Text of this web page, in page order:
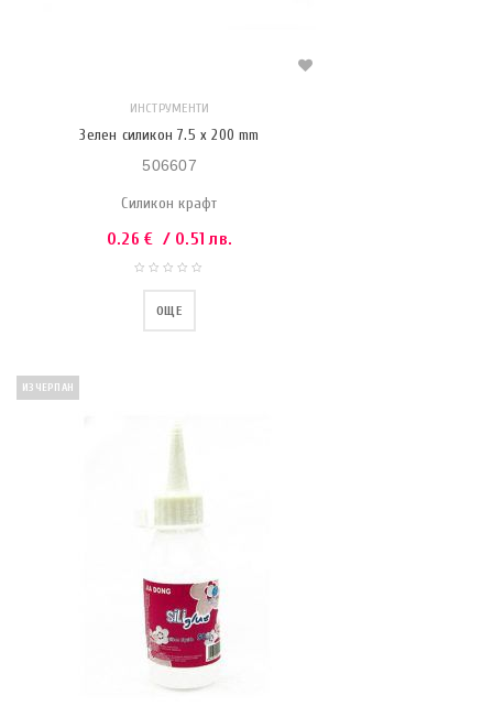
ИНСТРУМЕНТИ
Зелен силикон 7.5 x 200 mm
506607
Силикон крафт
0.26€ / 0.51 лв.
ОЩЕ
ИЗЧЕРПАН